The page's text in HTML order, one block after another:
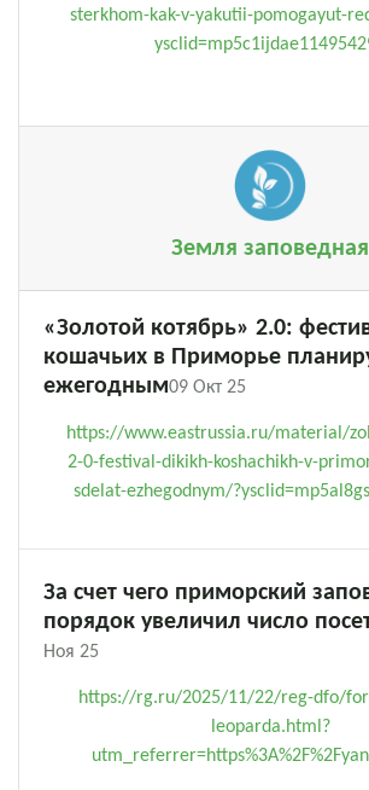
sterkhom-kak-v-yakutii-pomogayut-
Земля заповедная
«Золотой котябрь» 2.0:
кошачьих в Приморье
ежегодным09 Окт 25
https://www.eastrussia.ru/material/
2-0-festival-dikikh-koshachikh-v-
sdelat-ezhegodnym/
За счет чего приморский
порядок увеличил число
Ноя 25
https://rg.ru/2025/11/22/reg-dfo/
leoparda.html?